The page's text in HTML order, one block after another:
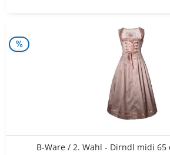
B-Ware / 2. Wahl - Dirndl midi 65